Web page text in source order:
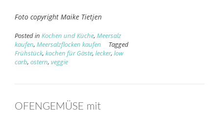
Foto copyright Maike Tietjen
Posted in Kochen und Küche, Meersalz
kaufen, Meersalzflocken kaufen
Tagged
Frühstück, kochen für Gäste, lecker, low
carb, ostern, veggie
OFENGEMÜSE mit